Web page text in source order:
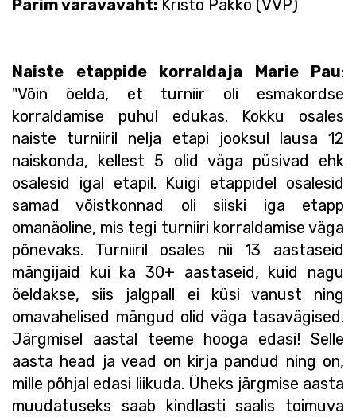
Parim väravavaht: Kristo Päkko (VVP)
Naiste etappide korraldaja Marie Pau:
"Võin öelda, et turniir oli esmakordse
korraldamise puhul edukas. Kokku osales
naiste turniiril nelja etapi jooksul lausa 12
naiskonda, kellest 5 olid väga püsivad ehk
osalesid igal etapil. Kuigi etappidel osalesid
samad võistkonnad oli siiski iga etapp
omanäoline, mis tegi turniiri korraldamise väga
põnevaks. Turniiril osales nii 13 aastaseid
mängijaid kui ka 30+ aastaseid, kuid nagu
öeldakse, siis jalgpall ei küsi vanust ning
omavahelised mängud olid väga tasavägised.
Järgmisel aastal teeme hooga edasi! Selle
aasta head ja vead on kirja pandud ning on,
mille põhjal edasi liikuda. Üheks järgmise aasta
muudatuseks saab kindlasti saalis toimuva